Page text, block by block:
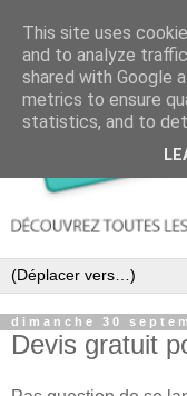
dimanche 30
Devis gratuit
This site uses
and to analyze
shared with Google
metrics to ensure
statistics, and to